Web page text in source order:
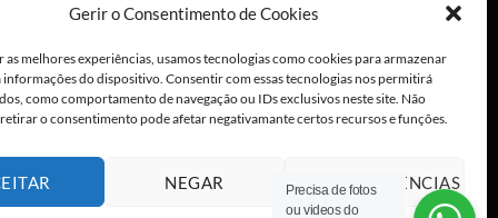
Gerir o Consentimento de Cookies
as melhores experiências, usamos tecnologias como cookies para armazenar
informações do dispositivo. Consentir com essas tecnologias nos permitirá
como comportamento de navegação ou IDs exclusivos neste site. Não
o consentimento pode afetar negativamante certos recursos e funções.
NEGAR VER PREFERÊNCIAS
NINTENDO SWITCH
CABOS E ADAPTADORES
Precisa de fotos
ou videos do